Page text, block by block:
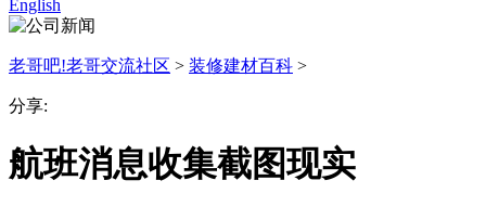
English
老哥吧!老哥交流社区 > 装修建材百科 >
分享:
航班消息收集截图现实